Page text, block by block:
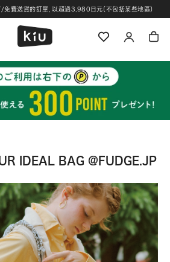
費送貨的訂單，以超過3,980日元（不包括某些地區）
IDEAL BAG @FUDGE.JP